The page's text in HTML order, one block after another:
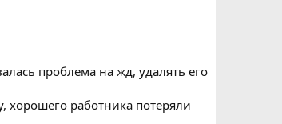
проблема на жд, удалять его
хорошего работника потеряли